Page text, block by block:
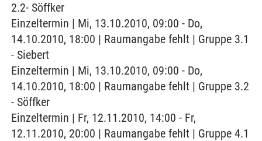
2.2- Söffker
Einzeltermin | Mi, 13.10.2010, 09:00 - Do,
14.10.2010, 18:00 | Raumangabe fehlt | Gruppe 3.1
- Siebert
Einzeltermin | Mi, 13.10.2010, 09:00 - Do,
14.10.2010, 18:00 | Raumangabe fehlt | Gruppe 3.2
- Söffker
Einzeltermin | Fr, 12.11.2010, 14:00 - Fr,
12.11.2010, 20:00 | Raumangabe fehlt | Gruppe 4.1